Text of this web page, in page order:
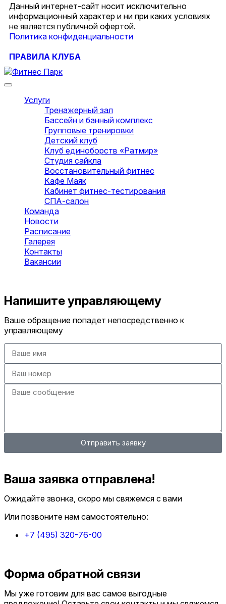
Данный интернет-сайт носит исключительно
информационный характер и ни при каких условиях
не является публичной офертой.
Политика конфиденциальности
ПРАВИЛА КЛУБА
Услуги
Тренажерный зал
Бассейн и банный комплекс
Групповые тренировки
Детский клуб
Клуб единоборств «Ратмир»
Студия сайкла
Восстановительный фитнес
Кафе Маяк
Кабинет фитнес-тестирования
СПА-салон
Команда
Новости
Расписание
Галерея
Контакты
Вакансии
Напишите управляющему
Ваше обращение попадет непосредственно к
управляющему
Отправить заявку
Ваша заявка отправлена!
Ожидайте звонка, скоро мы свяжемся с вами
Или позвоните нам самостоятельно:
+7 (495) 320-76-00
Форма обратной связи
Мы уже готовим для вас самое выгодные